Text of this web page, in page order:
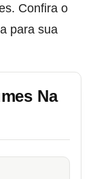
Confira o
para sua
Na